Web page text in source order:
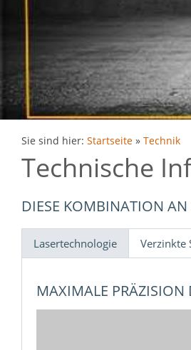
Sie sind hier: Startseite » Technik
Technische
DIESE KOMBINATION
Lasertechnologie Verzinkte
MAXIMALE PRÄZISION